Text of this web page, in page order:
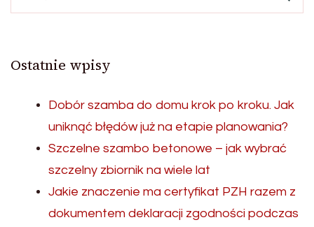
Ostatnie wpisy
Dobór szamba do domu krok po kroku. Jak
uniknąć błędów już na etapie planowania?
Szczelne szambo betonowe – jak wybrać
szczelny zbiornik na wiele lat
Jakie znaczenie ma certyfikat PZH razem z
dokumentem deklaracji zgodności podczas